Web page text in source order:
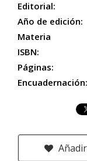
Editorial:
Año de edición:
Materia
ISBN:
Páginas:
Encuadernación: